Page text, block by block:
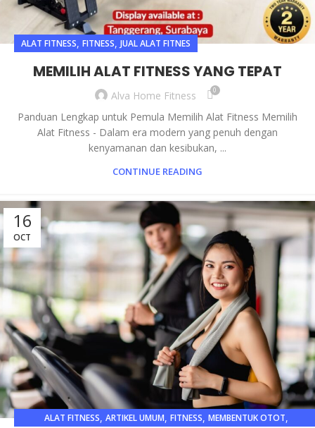
ALAT FITNESS, FITNESS, JUAL ALAT FITNES
MEMILIH ALAT FITNESS YANG TEPAT
Alva Home Fitness 0
Panduan Lengkap untuk Pemula Memilih Alat Fitness Memilih
Alat Fitness - Dalam era modern yang penuh dengan
kenyamanan dan kesibukan, ...
CONTINUE READING
16
OCT
ALAT FITNESS, ARTIKEL UMUM, FITNESS, MEMBENTUK OTOT,